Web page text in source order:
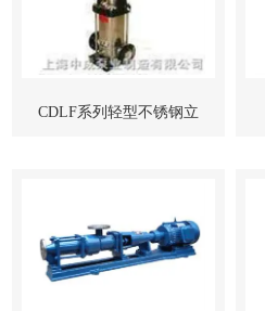
CDLF系列轻型不锈钢立